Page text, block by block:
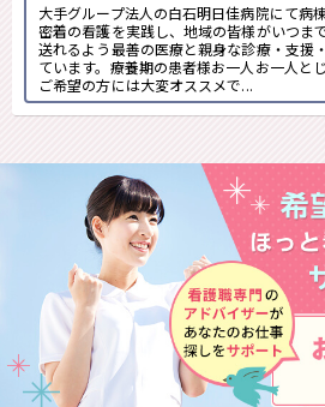
大手グループ法人の白石明日佳病院にて病
密着の看護を実践し、地域の皆様がいつま
送れるよう最善の医療と親身な診療・支援
ています。療養期の患者様お一人お一人と
ご希望の方には大変オススメで...